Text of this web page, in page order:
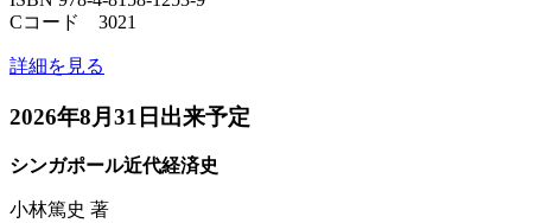
Cコード 3021
詳細を見る
2026年8月31日出来予定
シンガポール近代経済史
小林篤史 著